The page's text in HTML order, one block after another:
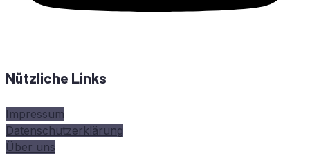
Nützliche Links
Impressum
Datenschutzerklärung
Über uns